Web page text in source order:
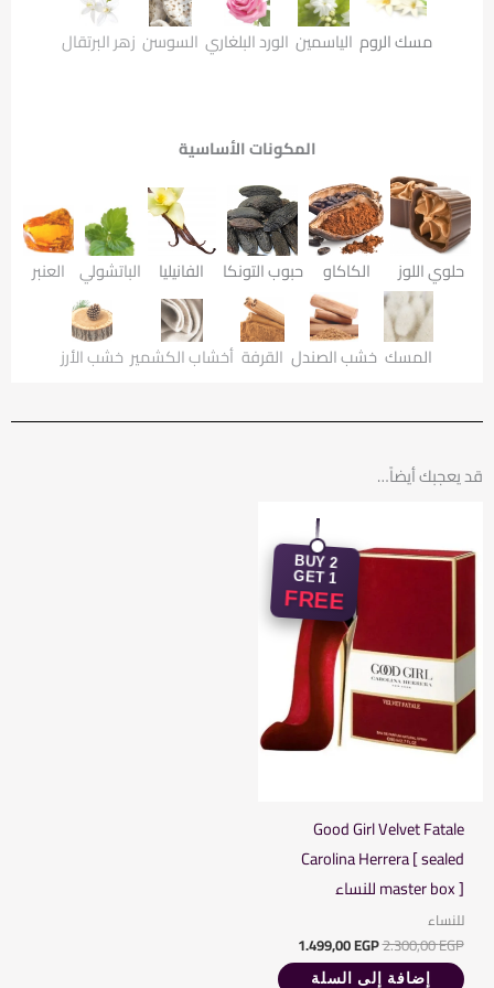
مسك الروم الياسمين الورد البلغاري السوسن زهر البرتقال
المكونات الأساسية
حلوي اللوز الكاكاو حبوب التونكا الفانيليا الباتشولي العنبر
المسك خشب الصندل القرفة أخشاب الكشمير خشب الأرز
قد يعجبك أيضاً…
BUY 2
GET 1
FREE
Good Girl Velvet Fatale
Carolina Herrera [ sealed
master box ] للنساء
للنساء
2.300,00EGP
هو:
2.300,00 EGP.
1.499,00EGP
هو:
1.499,00 EGP.
إضافة إلى السلة